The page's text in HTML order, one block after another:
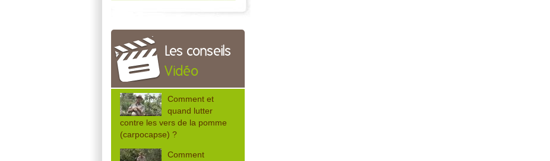
Les conseils
Vidéo
Comment et
quand lutter
contre les vers de la pomme
(carpocapse) ?
Comment